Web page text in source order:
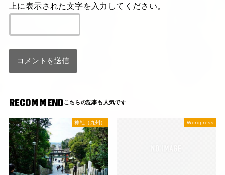
上に表示された文字を入力してください。
RECOMMEND
神社（九州） Wordpress